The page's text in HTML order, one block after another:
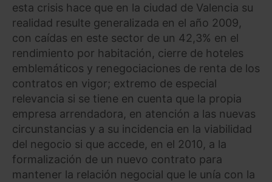
esta crisis hace que en la ciudad de Valencia su
realidad resulte generalizada en el año 2009,
con caídas en este sector de un 42,3% en el
rendimiento por habitación, cierre de hoteles
emblemáticos y renegociaciones de renta de los
contratos en vigor; extremo de especial
relevancia si se tiene en cuenta que la propia
empresa arrendadora, en atención a las nuevas
circunstancias y a su incidencia en la viabilidad
del negocio si que accede, en el 2010, a la
formalización de un nuevo contrato para
mantener la relación negocial que le unía con la